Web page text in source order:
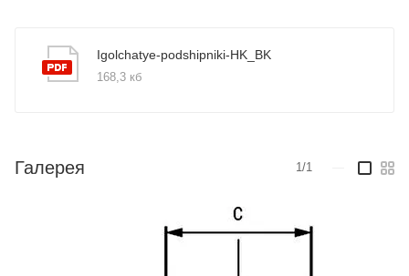
Igolchatye-podshipniki-HK_BK
168,3 кб
Галерея 1/1